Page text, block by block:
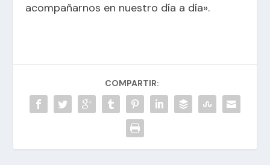
acompañarnos en nuestro día a día».
COMPARTIR: